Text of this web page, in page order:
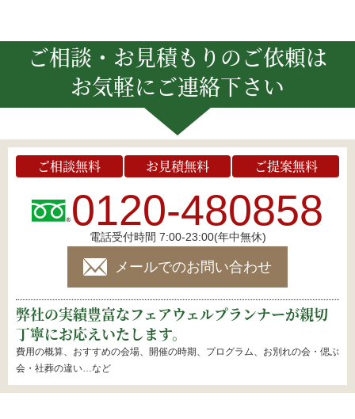
ご相談・お見積もりのご依頼は
お気軽にご連絡下さい
ご相談無料 お見積無料 ご提案無料
0120-480858
電話受付時間 7:00-23:00(年中無休)
メールでのお問い合わせ
弊社の実績豊富なフェアウェルプランナーが親切
丁寧にお応えいたします。
費用の概算、おすすめの会場、開催の時期、プログラム、お別れの会・偲ぶ
会・社葬の違い…など